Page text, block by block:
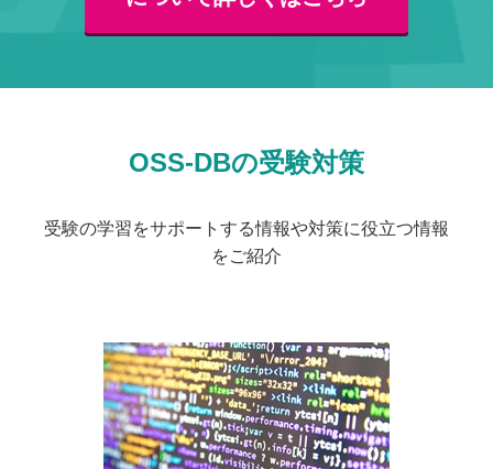
OSS-DBの受験対策
受験の学習をサポートする情報や対策に役立つ情報
をご紹介